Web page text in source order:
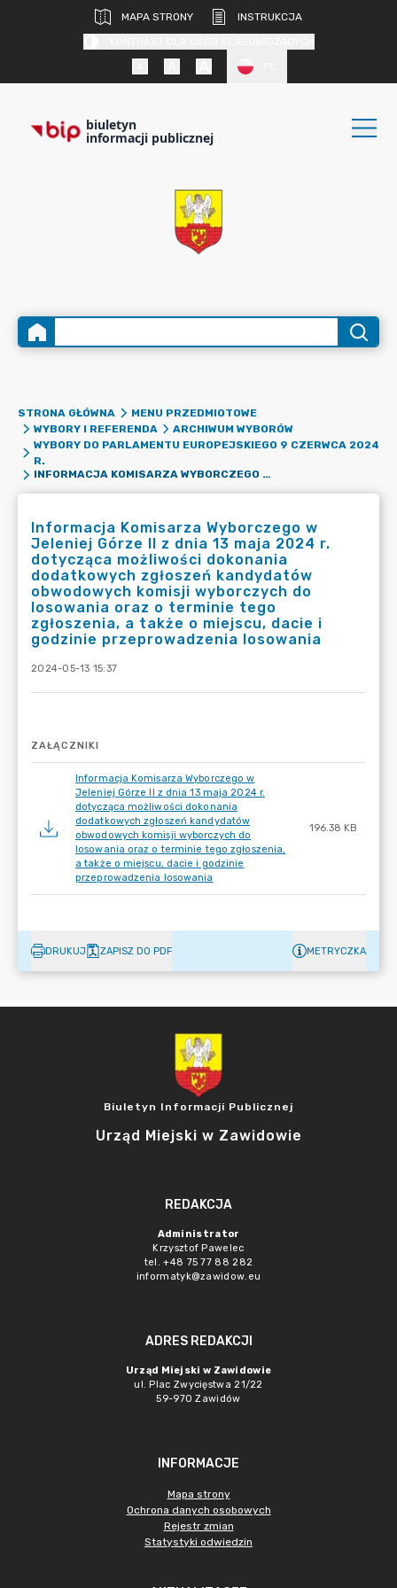
MAPA STRONY
INSTRUKCJA
biuletyn
informacji publicznej
STRONA GŁÓWNA
MENU PRZEDMIOTOWE
WYBORY I REFERENDA
ARCHIWUM WYBORÓW
WYBORY DO PARLAMENTU EUROPEJSKIEGO 9 CZERWCA 2024
R.
INFORMACJA KOMISARZA WYBORCZEGO W JELENIEJ GÓRZE II Z DNIA 13 MAJA 2024 R. DOTYCZĄCA MOŻLIWOŚCI DOKONANIA DODATKOWYCH ZGŁOSZEŃ KANDYDATÓW OBWODOWYCH KOMISJI WYBORCZYCH DO LOSOWANIA ORAZ O TERMINIE TEGO ZGŁOSZENIA, A TAKŻE O MIEJSCU, DACIE I GODZINIE PRZEPROWADZENIA LOSOWANIA
Informacja Komisarza Wyborczego w
Jeleniej Górze II z dnia 13 maja 2024 r.
dotycząca możliwości dokonania
dodatkowych zgłoszeń kandydatów
obwodowych komisji wyborczych do
losowania oraz o terminie tego
zgłoszenia, a także o miejscu, dacie i
godzinie przeprowadzenia losowania
2024-05-13 15:37
ZAŁĄCZNIKI
Informacja Komisarza Wyborczego w
Jeleniej Górze II z dnia 13 maja 2024 r.
dotycząca możliwości dokonania
dodatkowych zgłoszeń kandydatów
obwodowych komisji wyborczych do
losowania oraz o terminie tego zgłoszenia,
a także o miejscu, dacie i godzinie
przeprowadzenia losowania
196.38 KB
DRUKUJ ZAPISZ DO PDF METRYCZKA
Biuletyn Informacji Publicznej
Urząd Miejski w Zawidowie
REDAKCJA
Administrator
Krzysztof Pawelec
tel. +48 75 77 88 282
informatyk@zawidow.eu
ADRES REDAKCJI
Urząd Miejski w Zawidowie
ul. Plac Zwycięstwa 21/22
59-970 Zawidów
INFORMACJE
Mapa strony
Ochrona danych osobowych
Rejestr zmian
Statystyki odwiedzin